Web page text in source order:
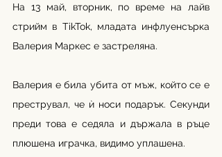
На 13 май, вторник, по време на лайв
стрийм в TikTok, младата инфлуенсърка
Валерия Маркес е застреляна.
Валерия е била убита от мъж, който се е
преструвал, че ѝ носи подарък. Секунди
преди това е седяла и държала в ръце
плюшена играчка, видимо уплашена.